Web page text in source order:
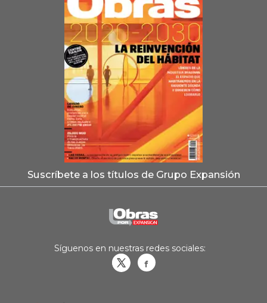
Suscríbete a los títulos de Grupo Expansión
Síguenos en nuestras redes sociales: